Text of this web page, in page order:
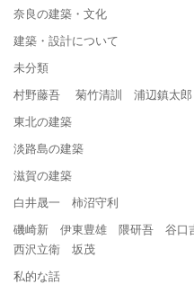
奈良の建築・文化
建築・設計について
未分類
村野藤吾 菊竹清訓 浦辺鎮太
東北の建築
淡路島の建築
滋賀の建築
白井晟一 柿沼守利
磯崎新 伊東豊雄 隈研吾 谷
西沢立衛 坂茂
私的な話